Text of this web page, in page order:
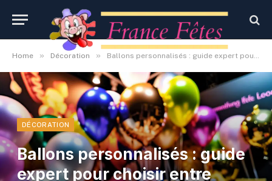
Home » Décoration » Ballons personnalisés : guide expert pour choisir entre latex, métallisés et à hélium
DÉCORATION
Ballons personnalisés : guide
expert pour choisir entre